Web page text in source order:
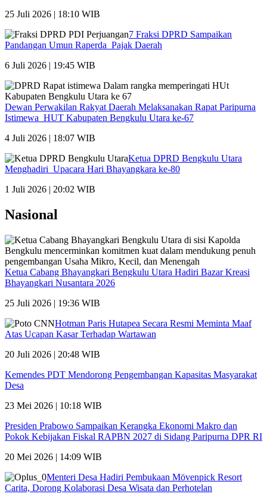
25 Juli 2026 | 18:10 WIB
7 Fraksi DPRD Sampaikan
Pandangan Umun Raperda Pajak Daerah
6 Juli 2026 | 19:45 WIB
Dewan Perwakilan Rakyat Daerah Melaksanakan Rapat Paripurna
Istimewa HUT Kabupaten Bengkulu Utara ke-67
4 Juli 2026 | 18:07 WIB
Ketua DPRD Bengkulu Utara
Menghadiri Upacara Hari Bhayangkara ke-80
1 Juli 2026 | 20:02 WIB
Nasional
Ketua Cabang Bhayangkari Bengkulu Utara Hadiri Bazar Kreasi
Bhayangkari Nusantara 2026
25 Juli 2026 | 19:36 WIB
Hotman Paris Hutapea Secara Resmi Meminta Maaf
Atas Ucapan Kasar Terhadap Wartawan
20 Juli 2026 | 20:48 WIB
Kemendes PDT Mendorong Pengembangan Kapasitas Masyarakat
Desa
23 Mei 2026 | 10:18 WIB
Presiden Prabowo Sampaikan Kerangka Ekonomi Makro dan
Pokok Kebijakan Fiskal RAPBN 2027 di Sidang Paripurna DPR RI
20 Mei 2026 | 14:09 WIB
Menteri Desa Hadiri Pembukaan Mövenpick Resort
Carita, Dorong Kolaborasi Desa Wisata dan Perhotelan